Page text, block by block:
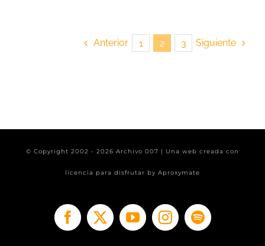
Anterior 1 2 3 Siguiente
© Copyright 2002 - 2026 Archivo 007 | Una web creada con
licencia para disfrutar by Aproxymate
Facebook
X YouTubeInstagramSpotify